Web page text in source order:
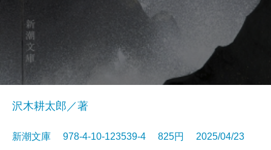
沢木耕太郎／著
新潮文庫 978-4-10-123539-4 825円 2025/04/23